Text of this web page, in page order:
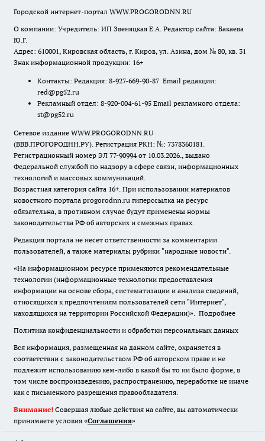
Городской интернет-портал WWW.PROGORODNN.RU
О компании: Учредитель: ИП Звеняцкая Е.А. Редактор сайта: Бакаева
Ю.Г.
Адрес: 610001, Кировская область, г. Киров, ул. Азина, дом № 80, кв. 31
Знак информационной продукции: 16+
Контакты: Редакция: 8-927-669-90-87 Email редакции:
red@pg52.ru
Рекламный отдел: 8-920-004-61-95 Email рекламного отдела:
st@pg52.ru
Сетевое издание WWW.PROGORODNN.RU
(ВВВ.ПРОГОРОДНН.РУ). Регистрация РКН: №: 7378360181.
Регистрационный номер ЭЛ 77-90994 от 10.03.2026., выдано
Федеральной службой по надзору в сфере связи, информационных
технологий и массовых коммуникаций.
Возрастная категория сайта 16+. При использовании материалов
новостного портала progorodnn.ru гиперссылка на ресурс
обязательна, в противном случае будут применены нормы
законодательства РФ об авторских и смежных правах.
Редакция портала не несет ответственности за комментарии
пользователей, а также материалы рубрики "народные новости".
«На информационном ресурсе применяются рекомендательные
технологии (информационные технологии предоставления
информации на основе сбора, систематизации и анализа сведений,
относящихся к предпочтениям пользователей сети "Интернет",
находящихся на территории Российской Федерации)». Подробнее
Политика конфиденциальности и обработки персональных данных
Вся информация, размещенная на данном сайте, охраняется в
соответствии с законодательством РФ об авторском праве и не
подлежит использованию кем-либо в какой бы то ни было форме, в
том числе воспроизведению, распространению, переработке не иначе
как с письменного разрешения правообладателя.
Внимание! Совершая любые действия на сайте, вы автоматически
принимаете условия «Cоглашения»